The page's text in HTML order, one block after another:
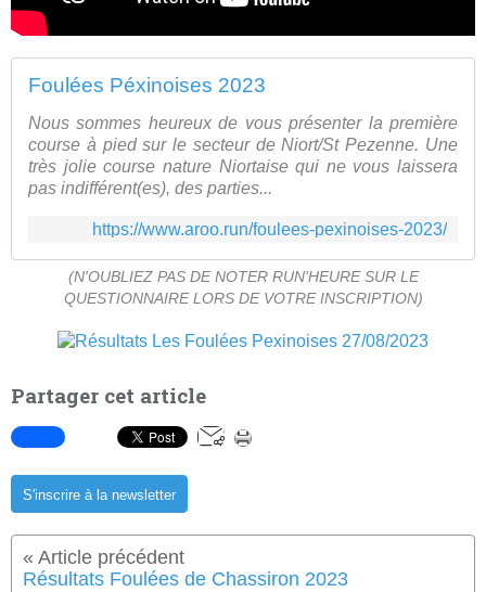
Foulées Péxinoises 2023
Nous sommes heureux de vous présenter la première
course à pied sur le secteur de Niort/St Pezenne. Une
très jolie course nature Niortaise qui ne vous laissera
pas indifférent(es), des parties...
https://www.aroo.run/foulees-pexinoises-2023/
(N'OUBLIEZ PAS DE NOTER RUN'HEURE SUR LE
QUESTIONNAIRE LORS DE VOTRE INSCRIPTION)
Partager cet article
S'inscrire à la newsletter
Résultats Foulées de Chassiron 2023